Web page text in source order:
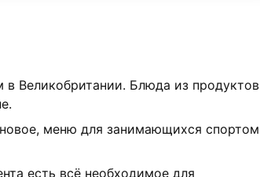
в Великобритании. Блюда из продуктов
меню для занимающихся спортом
есть всё необходимое для